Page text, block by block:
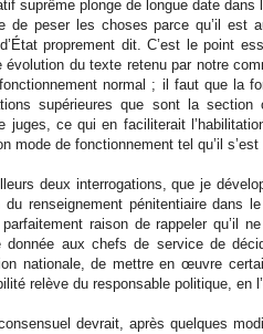
suprême plonge de longue date
de peser les choses parce qu’il
d’État proprement dit. C’est le point
du texte retenu par notre
normal ; il faut que la
supérieures que sont la section
juges, ce qui en faciliterait
mode de fonctionnement tel qu’il
deux interrogations, que je
du renseignement pénitentiaire
raison de rappeler qu’il
donnée aux chefs de service de
nationale, de mettre en œuvre
relève du responsable politique, en
devrait, après quelques